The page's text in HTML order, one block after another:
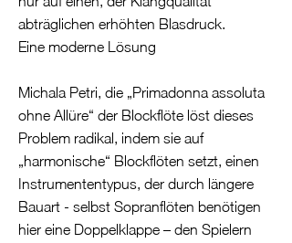
abträglichen erhöhten Blasdruck.
Eine moderne Lösung
Michala Petri, die „Primadonna assoluta
ohne Allüre“ der Blockflöte löst dieses
Problem radikal, indem sie auf
„harmonische“ Blockflöten setzt, einen
Instrumententypus, der durch längere
Bauart - selbst Sopranflöten benötigen
hier eine Doppelklappe – den Spielern